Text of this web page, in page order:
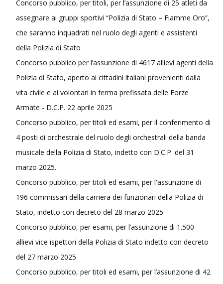
Concorso pubblico, per titoli, per l’assunzione di 25 atleti da
assegnare ai gruppi sportivi “Polizia di Stato – Fiamme Oro”,
che saranno inquadrati nel ruolo degli agenti e assistenti
della Polizia di Stato
Concorso pubblico per l’assunzione di 4617 allievi agenti della
Polizia di Stato, aperto ai cittadini italiani provenienti dalla
vita civile e ai volontari in ferma prefissata delle Forze
Armate - D.C.P. 22 aprile 2025
Concorso pubblico, per titoli ed esami, per il conferimento di
4 posti di orchestrale del ruolo degli orchestrali della banda
musicale della Polizia di Stato, indetto con D.C.P. del 31
marzo 2025.
Concorso pubblico, per titoli ed esami, per l'assunzione di
196 commissari della carriera dei funzionari della Polizia di
Stato, indetto con decreto del 28 marzo 2025
Concorso pubblico, per esami, per l’assunzione di 1.500
allievi vice ispettori della Polizia di Stato indetto con decreto
del 27 marzo 2025
Concorso pubblico, per titoli ed esami, per l’assunzione di 42